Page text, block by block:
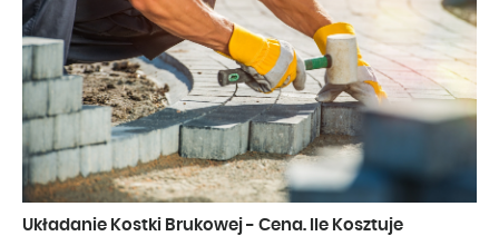
Układanie Kostki Brukowej - Cena. Ile Kosztuje